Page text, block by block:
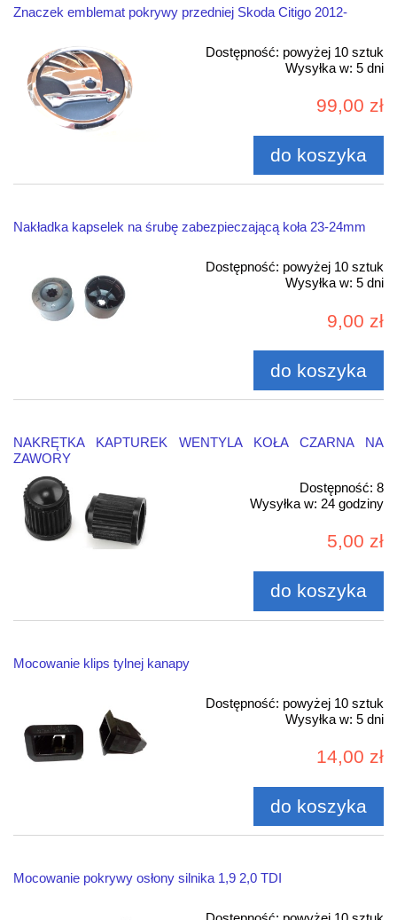
Znaczek emblemat pokrywy przedniej Skoda Citigo 2012-
Dostępność: powyżej 10 sztuk
Wysyłka w: 5 dni
99,00 zł
do koszyka
Nakładka kapselek na śrubę zabezpieczającą koła 23-24mm
Dostępność: powyżej 10 sztuk
Wysyłka w: 5 dni
9,00 zł
do koszyka
NAKRĘTKA KAPTUREK WENTYLA KOŁA CZARNA NA
ZAWORY
Dostępność: 8
Wysyłka w: 24 godziny
5,00 zł
do koszyka
Mocowanie klips tylnej kanapy
Dostępność: powyżej 10 sztuk
Wysyłka w: 5 dni
14,00 zł
do koszyka
Mocowanie pokrywy osłony silnika 1,9 2,0 TDI